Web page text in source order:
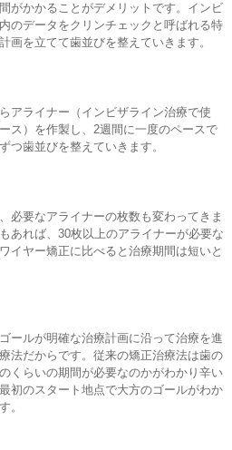
がかかることがデメリットです。インビ
のデータをクリンチェックと呼ばれる特
画を立てて歯並びを整えていきます。
アライナー（インビザライン治療で使
ス）を作製し、2週間に一度のペースで
つ歯並びを整えていきます。
必要なアライナーの枚数も変わってきま
あれば、30枚以上のアライナーが必要な
イヤー矯正に比べると治療期間は短いと
ールが明確な治療計画に沿って治療を進
法だからです。従来の矯正治療法は歯の
くらいの期間が必要なのかがわかり辛い
初のスタート地点で大方のゴールがわか
。